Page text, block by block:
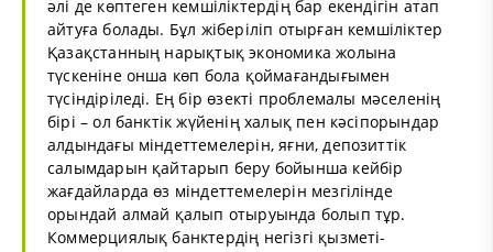
әлі де көптеген кемшіліктердің бар екендігін атап
айтуға болады. Бұл жіберіліп отырған кемшіліктер
Қазақстанның нарықтық экономика жолына
түскеніне онша көп бола қоймағандығымен
түсіндіріледі. Ең бір өзекті проблемалы мәселенің
бірі – ол банктік жүйенің халық пен кәсіпорындар
алдындағы міндеттемелерін, яғни, депозиттік
салымдарын қайтарып беру бойынша кейбір
жағдайларда өз міндеттемелерін мезгілінде
орындай алмай қалып отыруында болып тұр.
Коммерциялық банктердің негізгі қызметі-